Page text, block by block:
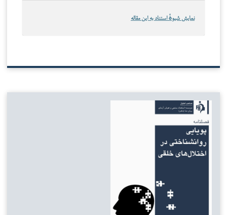
نمایش شیوهٔ استناد به این مقاله